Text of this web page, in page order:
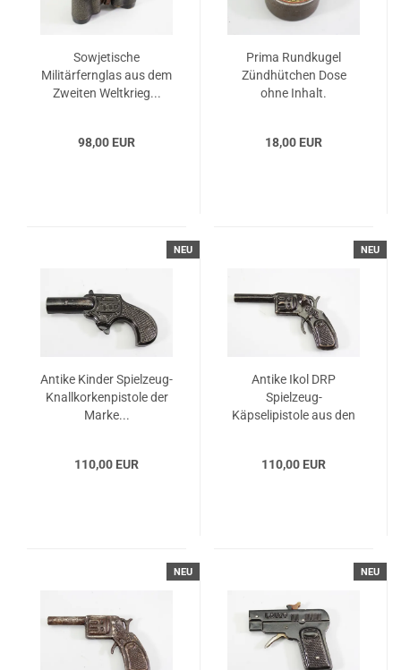
Sowjetische
Militärfernglas aus dem
Zweiten Weltkrieg...
98,00 EUR
Prima Rundkugel
Zündhütchen Dose
ohne Inhalt.
18,00 EUR
NEU
Antike Kinder Spielzeug-
Knallkorkenpistole der
Marke...
110,00 EUR
NEU
Antike Ikol DRP
Spielzeug-
Käpselipistole aus den
110,00 EUR
NEU NEU